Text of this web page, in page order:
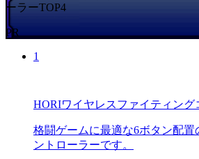
ーラーTOP4
PR
1
HORIワイヤレスファイティング
格闘ゲームに最適な6ボタン配置
ントローラーです。